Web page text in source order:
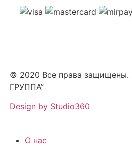
© 2020 Все права
ГРУППА”
Design by Studio360
О нас